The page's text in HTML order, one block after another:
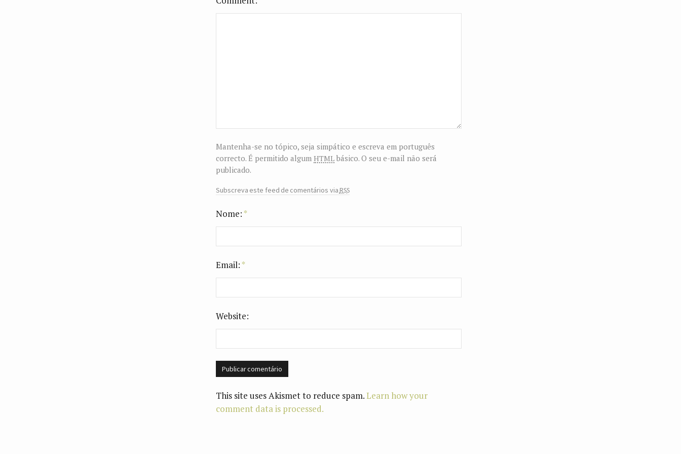
Mantenha-se no tópico, seja simpático e escreva em português
correcto. É permitido algum htmlbásico. O seu e-mail não será
publicado.
Subscreva este feed de comentários via rss
Nome:*
Email:*
Website:
This site uses Akismet to reduce spam.Learn how your
comment data is processed.